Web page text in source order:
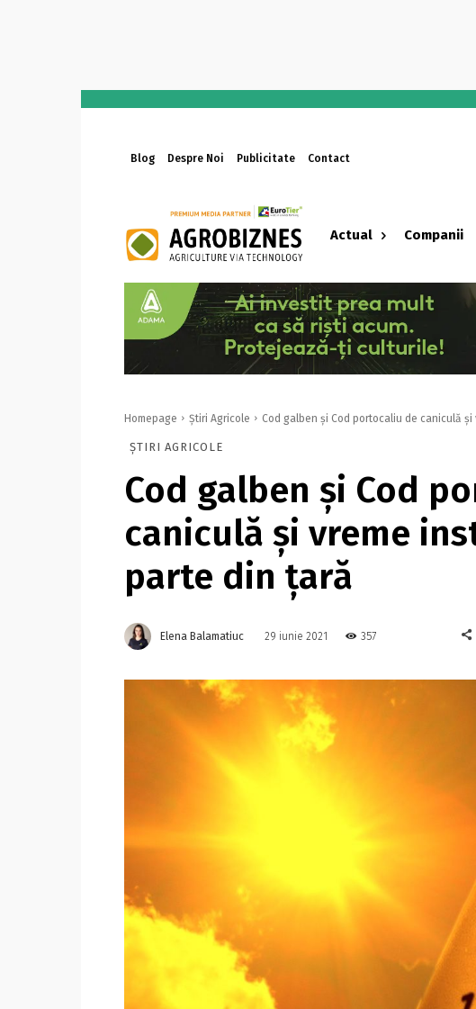
Blog Despre Noi Publicitate Contact
Actual Companii
Homepage Știri Agricole Cod galben şi Cod portocaliu de caniculă şi
ȘTIRI AGRICOLE
Cod galben şi Cod
caniculă şi vreme
parte din ţară
Elena Balamatiuc 29 iunie 2021 357